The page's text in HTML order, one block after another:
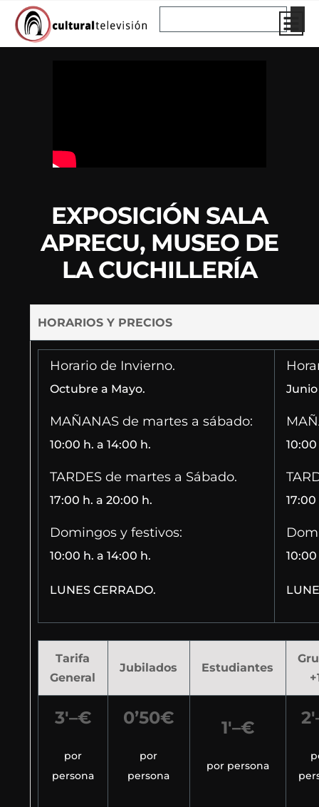
contenido
EXPOSICIÓN SALA
APRECU, MUSEO DE
LA CUCHILLERÍA
HORARIOS Y PRECIOS
Horario de Invierno.
Octubre a Mayo.
MAÑANAS de martes a sábado:
10:00 h. a 14:00 h.
TARDES de martes a Sábado.
17:00 h. a 20:00 h.
Domingos y festivos:
10:00 h. a 14:00 h.
LUNES CERRADO.
Tarifa
General
Jubilados Estudiantes
3′–€
por
persona
0’50€
por
persona
1′–€
por persona